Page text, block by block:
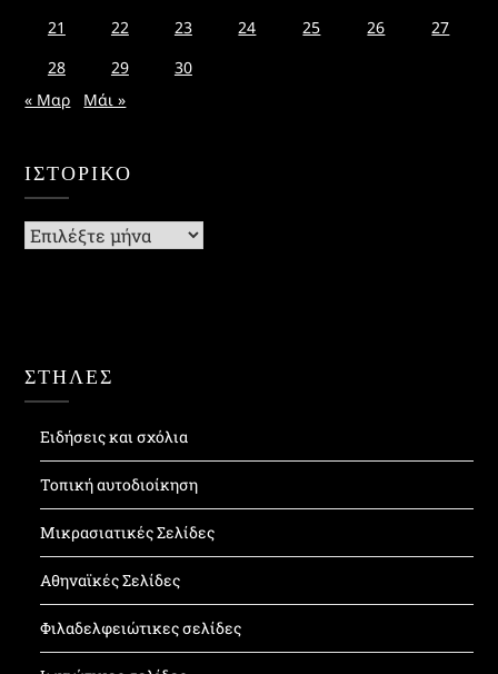
21
22 23 24 25 26
27
28
29
30
« Μαρ
Μάι »
ΙΣΤΟΡΙΚΌ
Ιστορικό
ΣΤΗΛΕΣ
Ειδήσεις και σχόλια
Τοπική αυτοδιοίκηση
Μικρασιατικές Σελίδες
Αθηναϊκές Σελίδες
Φιλαδελφειώτικες σελίδες